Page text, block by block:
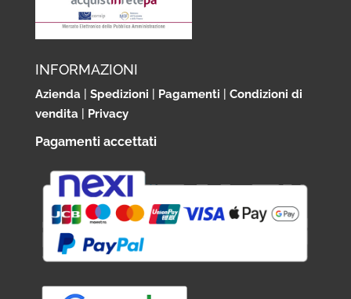
INFORMAZIONI
Azienda| Spedizioni Pagamenti
Condizioni di
vendita| Privacy
Pagamenti accettati